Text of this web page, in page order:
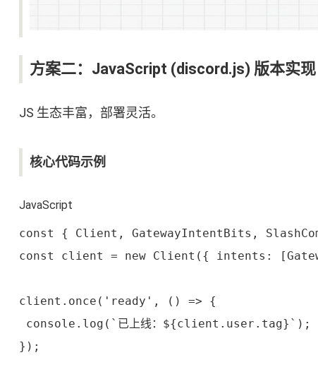
方案二：JavaScript (discord.js) 版本实现
JS 生态丰富，部署灵活。
核心代码示例
JavaScript
const { Client, GatewayIntentBits,
const client = new Client({ intents:
client.once('ready', () => {
console.log(`已上线：${client.user.tag}`);
});